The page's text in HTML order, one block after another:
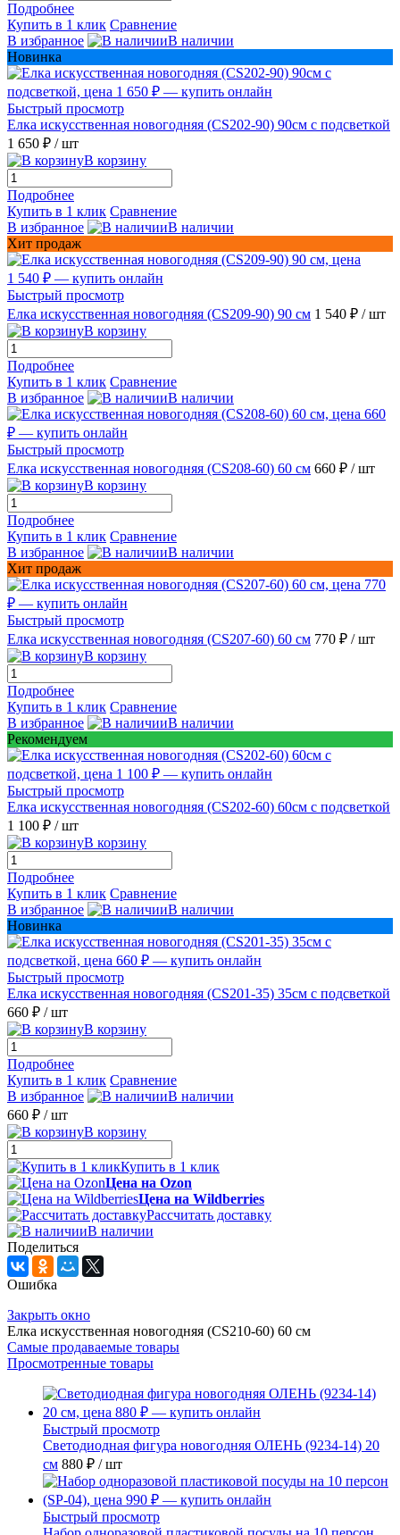
Подробнее
Купить в 1 клик Сравнение
В избранное
В наличии
Новинка
Быстрый просмотр
Елка искусственная новогодняя (CS202-90) 90см с подсветкой
1 650 ₽ / шт
В корзину
Подробнее
Купить в 1 клик Сравнение
В избранное
В наличии
Хит продаж
Быстрый просмотр
Елка искусственная новогодняя (CS209-90) 90 см 1 540 ₽ / шт
В корзину
Подробнее
Купить в 1 клик Сравнение
В избранное
В наличии
Быстрый просмотр
Елка искусственная новогодняя (CS208-60) 60 см 660 ₽ / шт
В корзину
Подробнее
Купить в 1 клик Сравнение
В избранное
В наличии
Хит продаж
Быстрый просмотр
Елка искусственная новогодняя (CS207-60) 60 см 770 ₽ / шт
В корзину
Подробнее
Купить в 1 клик Сравнение
В избранное
В наличии
Рекомендуем
Быстрый просмотр
Елка искусственная новогодняя (CS202-60) 60см с подсветкой
1 100 ₽ / шт
В корзину
Подробнее
Купить в 1 клик Сравнение
В избранное
В наличии
Новинка
Быстрый просмотр
Елка искусственная новогодняя (CS201-35) 35см с подсветкой
660 ₽ / шт
В корзину
Подробнее
Купить в 1 клик Сравнение
В избранное
В наличии
660 ₽ / шт
В корзину
Купить в 1 клик
Цена на Ozon
Цена на Wildberries
Рассчитать доставку
В наличии
Поделиться
Ошибка
Закрыть окно
Елка искусственная новогодняя (CS210-60) 60 см
Самые продаваемые товары
Просмотренные товары
Быстрый просмотр
Светодиодная фигура новогодняя ОЛЕНЬ (9234-14) 20
см 880 ₽ / шт
Быстрый просмотр